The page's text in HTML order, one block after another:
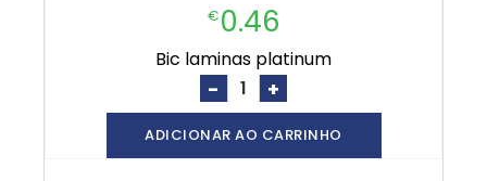
€0.46
bic laminas platinum
- +
ADICIONAR AO CARRINHO